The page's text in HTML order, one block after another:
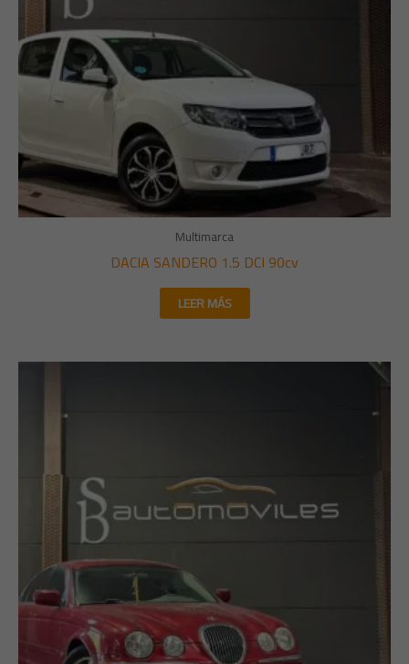
Multimarca
DACIA SANDERO 1.5 DCI 90cv
LEER MÁS